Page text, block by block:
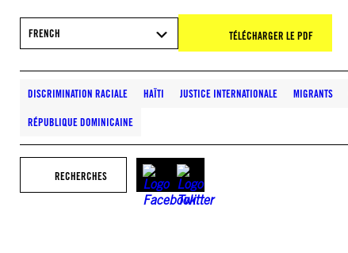
FRENCH TÉLÉCHARGER LE PDF
DISCRIMINATION RACIALE HAÏTI JUSTICE INTERNATIONALE MIGRANTS
RÉPUBLIQUE DOMINICAINE
RECHERCHES